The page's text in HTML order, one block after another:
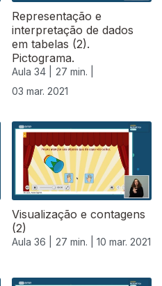
Representação e
interpretação de dados
em tabelas (2).
Pictograma.
Aula 34 |
27 min. |
03 mar. 2021
Visualização e contagens
(2)
Aula 36 | 27 min. | 10 mar. 2021